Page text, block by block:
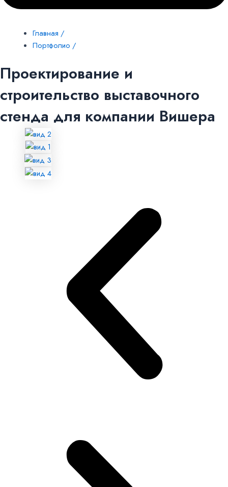
Главная /
Портфолио /
Проектирование и
строительство выставочного
стенда для компании Вишера